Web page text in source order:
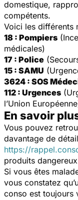
domestique,
compétents.
Voici les différents
18 : Pompiers
médicales)
17 : Police
15 : SAMU
3624 : SOS
112 : Urgences
l’Union
En savoir
Vous pouvez
davantage de
https://
produits
Si vous êtes
vous constatez
conso est toujours